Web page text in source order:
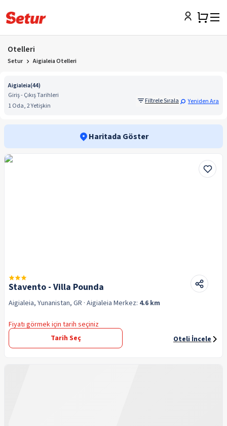
Otelleri
Setur Aigialeia Otelleri
Aigialeia(44)
Giriş - Çıkış Tarihleri
1 Oda, 2 Yetişkin
Filtrele Sırala Yeniden Ara
Haritada Göster
Stavento - Villa Pounda
Aigialeia, Yunanistan, GR · Aigialeia Merkez: 4.6 km
Fiyatı görmek için tarih seçiniz
Tarih Seç
Oteli İncele